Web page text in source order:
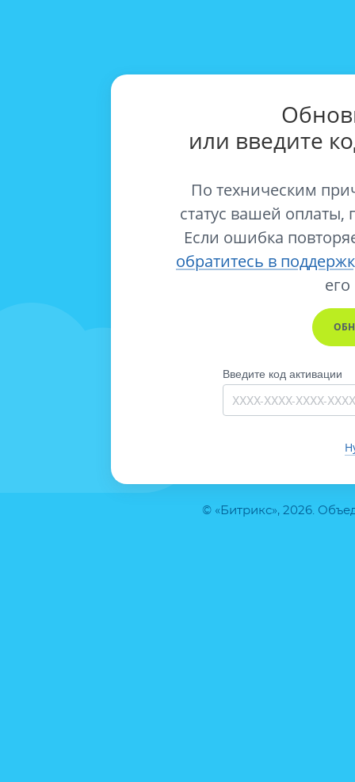
© «Битрикс», 2026.
или введите
По техническим
статус вашей оплаты,
Если ошибка
обратитесь в
его
Введите код активации